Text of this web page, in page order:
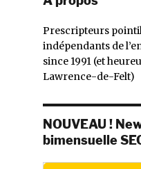
Prescripteurs
indépendants de
since 1991 (et
Lawrence-de-Felt)
NOUVEAU !
bimensuelle